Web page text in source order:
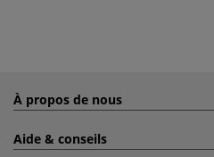
À propos de nous
Aide & conseils